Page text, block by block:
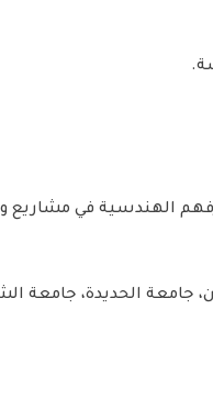
الهندسية في مشاريع
الحديدة، جامعة